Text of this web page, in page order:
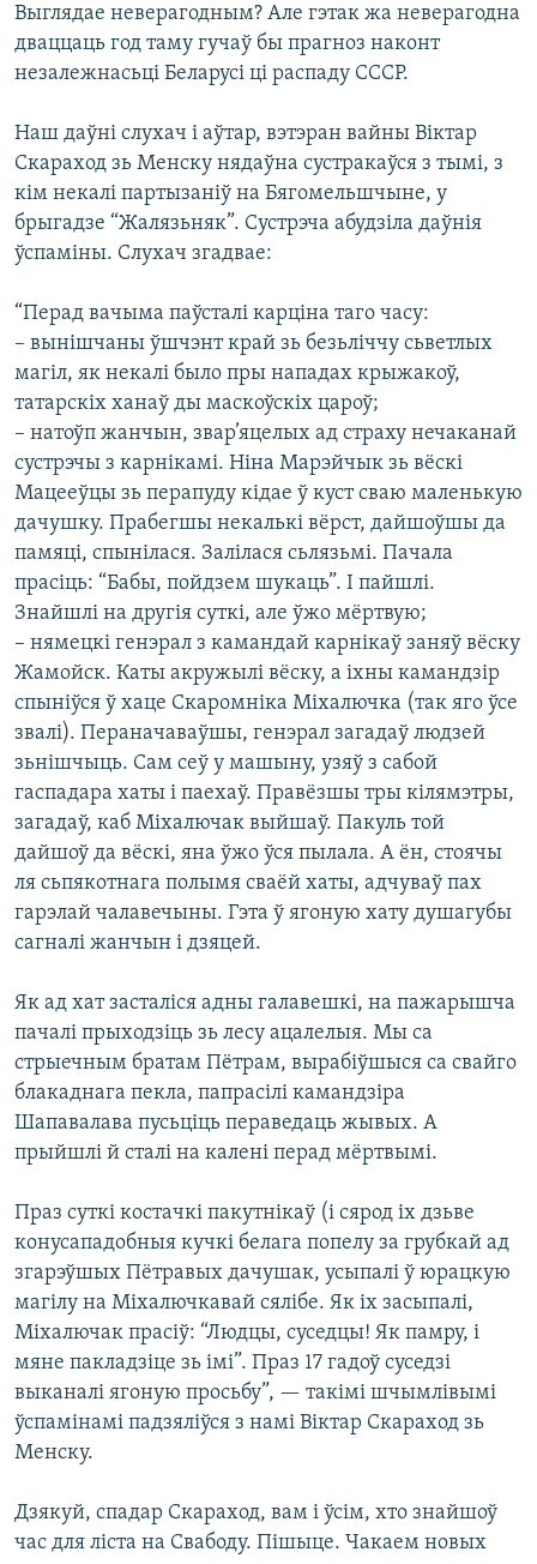
Выглядае неверагодным? Але гэтак жа неверагодна
дваццаць год таму гучаў бы прагноз наконт
незалежнасьці Беларусі ці распаду СССР.
Наш даўні слухач і аўтар, вэтэран вайны Віктар
Скараход зь Менску нядаўна сустракаўся з тымі, з
кім некалі партызаніў на Бягомельшчыне, у
брыгадзе “Жалязьняк”. Сустрэча абудзіла даўнія
ўспаміны. Слухач згадвае:
“Перад вачыма паўсталі карціна таго часу:
– вынішчаны ўшчэнт край зь безьліччу сьветлых
магіл, як некалі было пры нападах крыжакоў,
татарскіх ханаў ды маскоўскіх цароў;
– натоўп жанчын, звар’яцелых ад страху нечаканай
сустрэчы з карнікамі. Ніна Марэйчык зь вёскі
Мацееўцы зь перапуду кідае ў куст сваю маленькую
дачушку. Прабегшы некалькі вёрст, дайшоўшы да
памяці, спынілася. Залілася сьлязьмі. Пачала
прасіць: “Бабы, пойдзем шукаць”. І пайшлі.
Знайшлі на другія суткі, але ўжо мёртвую;
– нямецкі генэрал з камандай карнікаў заняў вёску
Жамойск. Каты акружылі вёску, а іхны камандзір
спыніўся ў хаце Скаромніка Міхалючка (так яго ўсе
звалі). Пераначаваўшы, генэрал загадаў людзей
зьнішчыць. Сам сеў у машыну, узяў з сабой
гаспадара хаты і паехаў. Правёзшы тры кілямэтры,
загадаў, каб Міхалючак выйшаў. Пакуль той
дайшоў да вёскі, яна ўжо ўся пылала. А ён, стоячы
ля сьпякотнага полымя сваёй хаты, адчуваў пах
гарэлай чалавечыны. Гэта ў ягоную хату душагубы
сагналі жанчын і дзяцей.
Як ад хат засталіся адны галавешкі, на пажарышча
пачалі прыходзіць зь лесу ацалелыя. Мы са
стрыечным братам Пётрам, вырабіўшыся са свайго
блакаднага пекла, папрасілі камандзіра
Шапавалава пусьціць пераведаць жывых. А
прыйшлі й сталі на калені перад мёртвымі.
Праз суткі костачкі пакутнікаў (і сярод іх дзьве
конусападобныя кучкі белага попелу за грубкай ад
згарэўшых Пётравых дачушак, усыпалі ў юрацкую
магілу на Міхалючкавай сялібе. Як іх засыпалі,
Міхалючак прасіў: “Людцы, суседцы! Як памру, і
мяне пакладзіце зь імі”. Праз 17 гадоў суседзі
выканалі ягоную просьбу”, — такімі шчымлівымі
ўспамінамі падзяліўся з намі Віктар Скараход зь
Менску.
Дзякуй, спадар Скараход, вам і ўсім, хто знайшоў
час для ліста на Свабоду. Пішыце. Чакаем новых